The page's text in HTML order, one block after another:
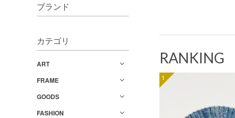
ブランド
カテゴリ
ART
FRAME
GOODS
FASHION
RANKING
1